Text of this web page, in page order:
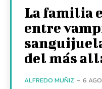
La familia
entre
del más
ALFREDO MUÑIZ - 6